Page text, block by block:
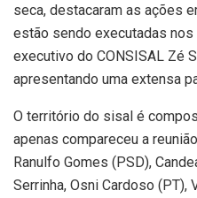
seca, destacaram as ações
estão sendo executadas
executivo do CONSISAL Zé
apresentando uma extensa
O território do sisal é
apenas compareceu a
Ranulfo Gomes (PSD),
Serrinha, Osni Cardoso (PT),